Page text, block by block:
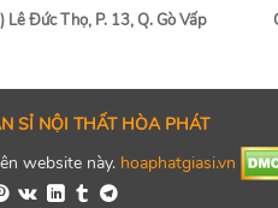
Đức Thọ, P. 13, Q. Gò Vấp
SỈ NỘI THẤT HÒA PHÁT
website này. hoaphatgiasi.vn